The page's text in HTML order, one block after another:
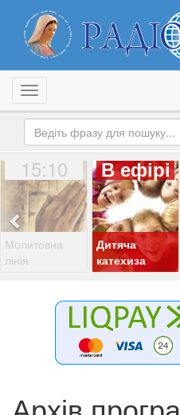
Toggle navigation
15:10
Молитовна
лінія
В ефірі
Дитяча
катехиза